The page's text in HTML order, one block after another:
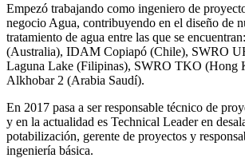
Empezó trabajando como ingeniero de
negocio Agua, contribuyendo en el diseño de
tratamiento de agua entre las que se
(Australia), IDAM Copiapó (Chile), SWRO
Laguna Lake (Filipinas), SWRO TKO (Hong
Alkhobar 2 (Arabia Saudí).
En 2017 pasa a ser responsable técnico de
y en la actualidad es Technical Leader en
potabilización, gerente de proyectos y
ingeniería básica.